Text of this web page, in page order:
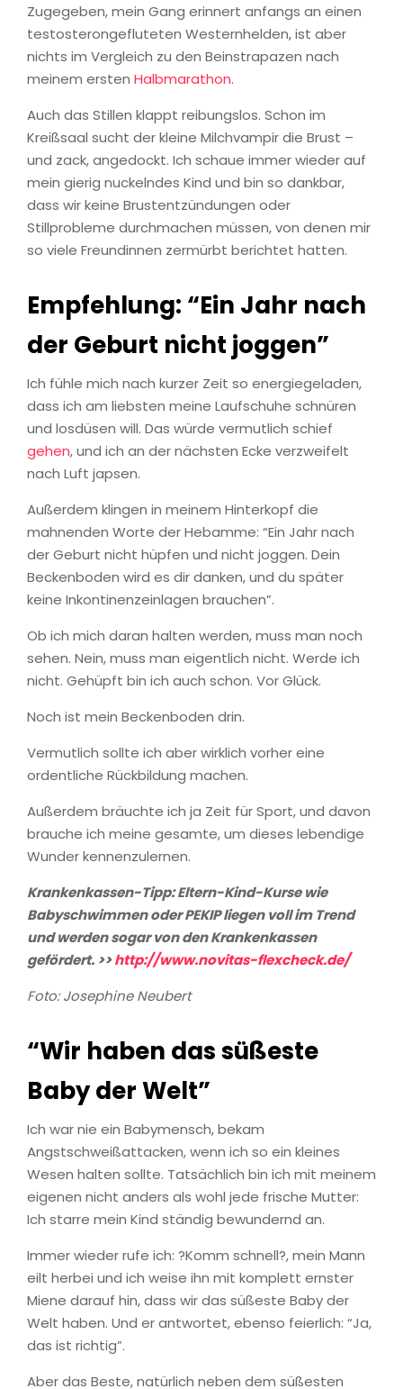
Zugegeben, mein Gang erinnert anfangs an einen
testosterongefluteten Westernhelden, ist aber
nichts im Vergleich zu den Beinstrapazen nach
meinem ersten Halbmarathon.
Auch das Stillen klappt reibungslos. Schon im
Kreißsaal sucht der kleine Milchvampir die Brust –
und zack, angedockt. Ich schaue immer wieder auf
mein gierig nuckelndes Kind und bin so dankbar,
dass wir keine Brustentzündungen oder
Stillprobleme durchmachen müssen, von denen mir
so viele Freundinnen zermürbt berichtet hatten.
Empfehlung: “Ein Jahr nach
der Geburt nicht joggen”
Ich fühle mich nach kurzer Zeit so energiegeladen,
dass ich am liebsten meine Laufschuhe schnüren
und losdüsen will. Das würde vermutlich schief
gehen, und ich an der nächsten Ecke verzweifelt
nach Luft japsen.
Außerdem klingen in meinem Hinterkopf die
mahnenden Worte der Hebamme: “Ein Jahr nach
der Geburt nicht hüpfen und nicht joggen. Dein
Beckenboden wird es dir danken, und du später
keine Inkontinenzeinlagen brauchen”.
Ob ich mich daran halten werden, muss man noch
sehen. Nein, muss man eigentlich nicht. Werde ich
nicht. Gehüpft bin ich auch schon. Vor Glück.
Noch ist mein Beckenboden drin.
Vermutlich sollte ich aber wirklich vorher eine
ordentliche Rückbildung machen.
Außerdem bräuchte ich ja Zeit für Sport, und davon
brauche ich meine gesamte, um dieses lebendige
Wunder kennenzulernen.
Krankenkassen-Tipp: Eltern-Kind-Kurse wie
Babyschwimmen oder PEKIP liegen voll im Trend
und werden sogar von den Krankenkassen
gefördert. >>http://www.novitas-flexcheck.de/
Foto: Josephine Neubert
“Wir haben das süßeste
Baby der Welt”
Ich war nie ein Babymensch, bekam
Angstschweißattacken, wenn ich so ein kleines
Wesen halten sollte. Tatsächlich bin ich mit meinem
eigenen nicht anders als wohl jede frische Mutter:
Ich starre mein Kind ständig bewundernd an.
Immer wieder rufe ich: ?Komm schnell?, mein Mann
eilt herbei und ich weise ihn mit komplett ernster
Miene darauf hin, dass wir das süßeste Baby der
Welt haben. Und er antwortet, ebenso feierlich: “Ja,
das ist richtig”.
Aber das Beste, natürlich neben dem süßesten